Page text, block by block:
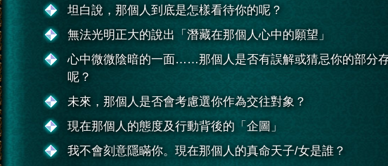
坦白說，那個人到底是怎樣看待你的呢？
無法光明正大的說出「潛藏在那個人心中的願望」
心中微微陰暗的一面……那個人是否有誤解或猜忌你的部分
呢？
未來，那個人是否會考慮選你作為交往對象？
現在那個人的態度及行動背後的「企圖」
我不會刻意隱瞞你。現在那個人的真命天子/女是誰？